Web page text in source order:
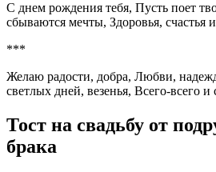
С днем рождения тебя, Пусть поет
сбываются мечты, Здоровья, счастья
***
Желаю радости, добра, Любви,
светлых дней, везенья, Всего-всего
Тост на свадьбу от
брака